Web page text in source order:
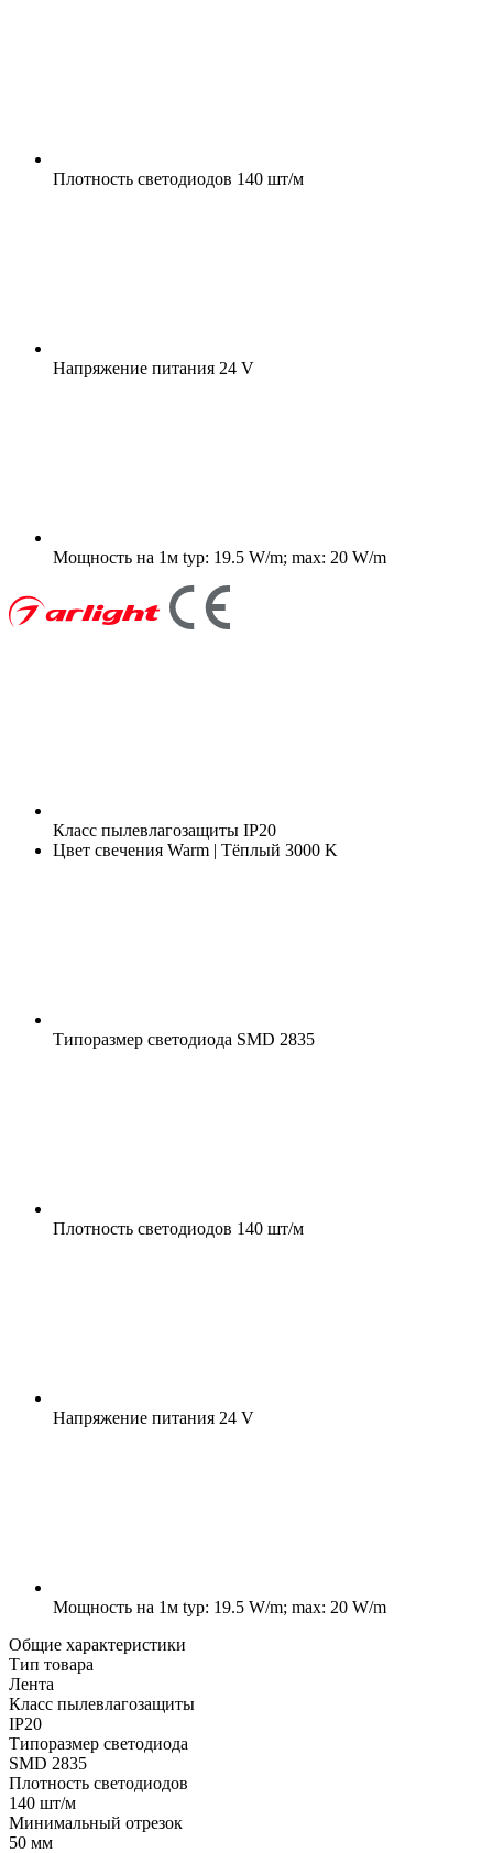
Плотность светодиодов 140 шт/м
Напряжение питания 24 V
Мощность на 1м typ: 19.5 W/m; max: 20 W/m
Класс пылевлагозащиты IP20
Цвет свечения Warm | Тёплый 3000 K
Типоразмер светодиода SMD 2835
Плотность светодиодов 140 шт/м
Напряжение питания 24 V
Мощность на 1м typ: 19.5 W/m; max: 20 W/m
Общие характеристики
Тип товара
Лента
Класс пылевлагозащиты
IP20
Типоразмер светодиода
SMD 2835
Плотность светодиодов
140 шт/м
Минимальный отрезок
50 мм